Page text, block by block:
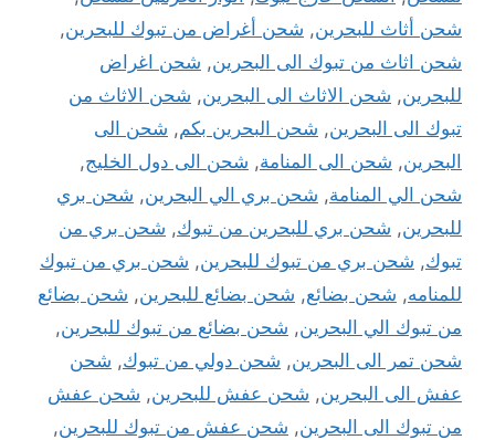
شحن أثاث للبحرين, شحن أغراض من تبوك للبحرين,
شحن اثاث من تبوك الى البحرين, شحن اغراض
للبحرين, شحن الاثاث الى البحرين, شحن الاثاث من
تبوك الى البحرين, شحن البحرين بكم, شحن الى
البحرين, شحن الى المنامة, شحن الى دول الخليج,
شحن الي المنامة, شحن بري الي البحرين, شحن بري
للبحرين, شحن بري للبحرين من تبوك, شحن بري من
تبوك, شحن بري من تبوك للبحرين, شحن بري من تبوك
للمنامه, شحن بضائع, شحن بضائع للبحرين, شحن بضائع
من تبوك الي البحرين, شحن بضائع من تبوك للبحرين,
شحن تمر الى البحرين, شحن دولي من تبوك, شحن
عفش الى البحرين, شحن عفش للبحرين, شحن عفش
من تبوك الى البحرين, شحن عفش من تبوك للبحرين,